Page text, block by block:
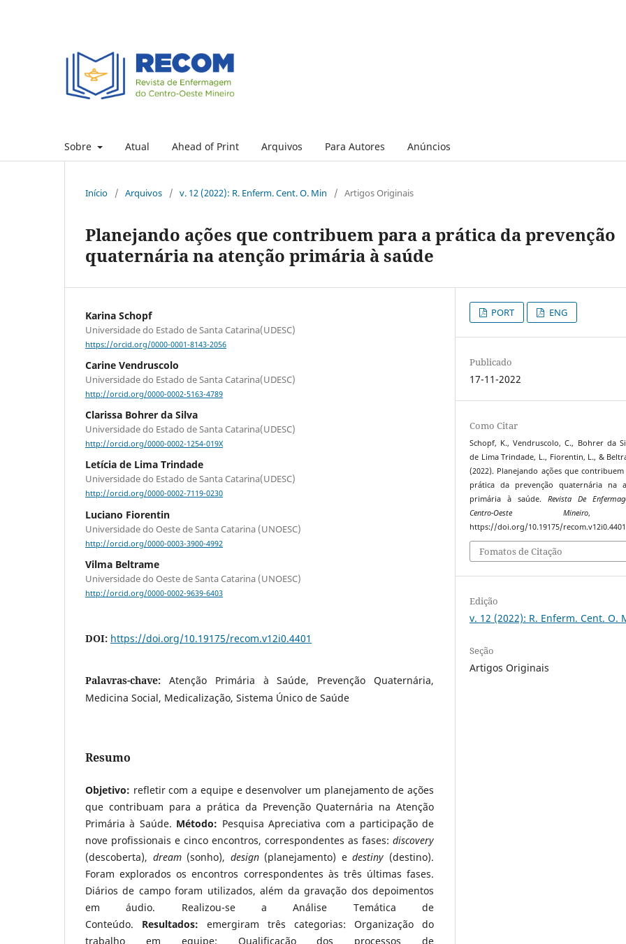
Sobre Atual Ahead of Print Arquivos Para Autores Anúncios
Início / Arquivos / v. 12 (2022): R. Enferm. Cent. O. Min / Artigos Originais
Planejando ações que contribuem para a prática da prevenção
quaternária na atenção primária à saúde
Karina Schopf
Universidade do Estado de Santa Catarina(UDESC)
https://orcid.org/0000-0001-8143-2056
Carine Vendruscolo
Universidade do Estado de Santa Catarina(UDESC)
http://orcid.org/0000-0002-5163-4789
Clarissa Bohrer da Silva
Universidade do Estado de Santa Catarina(UDESC)
http://orcid.org/0000-0002-1254-019X
Letícia de Lima Trindade
Universidade do Estado de Santa Catarina(UDESC)
http://orcid.org/0000-0002-7119-0230
Luciano Fiorentin
Universidade do Oeste de Santa Catarina (UNOESC)
http://orcid.org/0000-0003-3900-4992
Vilma Beltrame
Universidade do Oeste de Santa Catarina (UNOESC)
http://orcid.org/0000-0002-9639-6403
DOI: https://doi.org/10.19175/recom.v12i0.4401
Palavras-chave: Atenção Primária à Saúde, Prevenção Quaternária,
Medicina Social, Medicalização, Sistema Único de Saúde
Resumo
Objetivo: refletir com a equipe e desenvolver um planejamento de ações
que contribuam para a prática da Prevenção Quaternária na Atenção
Primária à Saúde. Método: Pesquisa Apreciativa com a participação de
nove profissionais e cinco encontros, correspondentes as fases: discovery
(descoberta), dream(sonho), design(planejamento) edestiny (destino).
Foram explorados os encontros correspondentes às três últimas fases.
Diários de campo foram utilizados, além da gravação dos depoimentos
em áudio. Realizou-se a Análise Temática de
Conteúdo. Resultados: emergiram três categorias: Organização do
trabalho em equipe; Qualificação dos processos de
PORT ENG
Publicado
17-11-2022
Como Citar
Schopf, K., Vendruscolo, C., Bohrer da
de Lima Trindade, L., Fiorentin, L., &
(2022). Planejando ações que
prática da prevenção quaternária na
primária à saúde. Revista De
Centro-Oeste Mineiro
https://doi.org/10.19175/recom.v12i0.4401
Fomatos de Citação
Edição
v. 12 (2022): R. Enferm. Cent. O.
Seção
Artigos Originais